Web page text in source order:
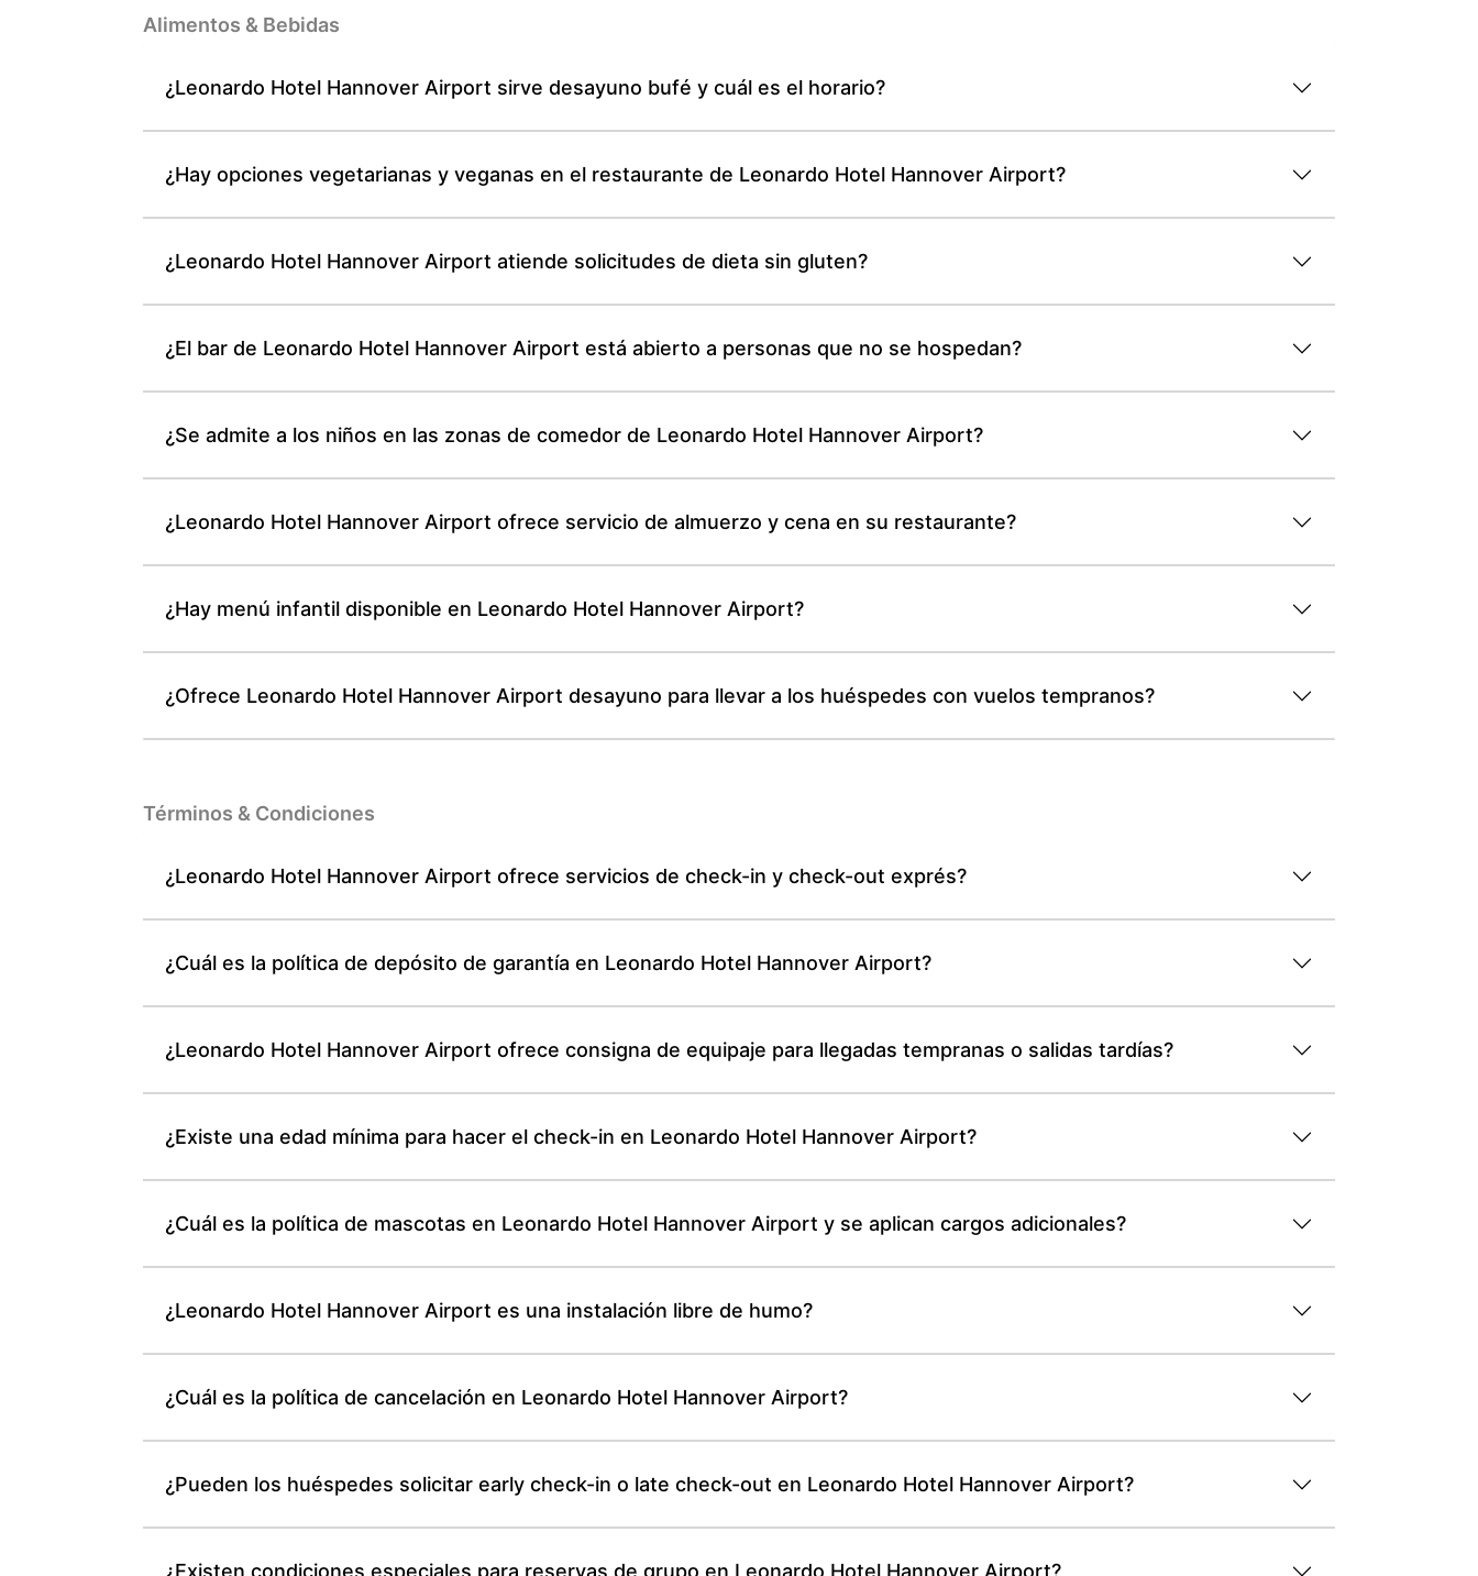
Alimentos & Bebidas
¿Leonardo Hotel Hannover Airport sirve desayuno bufé y cuál es el horario?
¿Hay opciones vegetarianas y veganas en el restaurante de Leonardo Hotel Hannover Airport?
¿Leonardo Hotel Hannover Airport atiende solicitudes de dieta sin gluten?
¿El bar de Leonardo Hotel Hannover Airport está abierto a personas que no se hospedan?
¿Se admite a los niños en las zonas de comedor de Leonardo Hotel Hannover Airport?
¿Leonardo Hotel Hannover Airport ofrece servicio de almuerzo y cena en su restaurante?
¿Hay menú infantil disponible en Leonardo Hotel Hannover Airport?
¿Ofrece Leonardo Hotel Hannover Airport desayuno para llevar a los huéspedes con vuelos tempranos?
Términos & Condiciones
¿Leonardo Hotel Hannover Airport ofrece servicios de check-in y check-out exprés?
¿Cuál es la política de depósito de garantía en Leonardo Hotel Hannover Airport?
¿Leonardo Hotel Hannover Airport ofrece consigna de equipaje para llegadas tempranas o salidas tardías?
¿Existe una edad mínima para hacer el check-in en Leonardo Hotel Hannover Airport?
¿Cuál es la política de mascotas en Leonardo Hotel Hannover Airport y se aplican cargos adicionales?
¿Leonardo Hotel Hannover Airport es una instalación libre de humo?
¿Cuál es la política de cancelación en Leonardo Hotel Hannover Airport?
¿Pueden los huéspedes solicitar early check-in o late check-out en Leonardo Hotel Hannover Airport?
¿Existen condiciones especiales para reservas de grupo en Leonardo Hotel Hannover Airport?